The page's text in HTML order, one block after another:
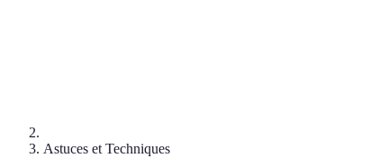
Astuces et Techniques